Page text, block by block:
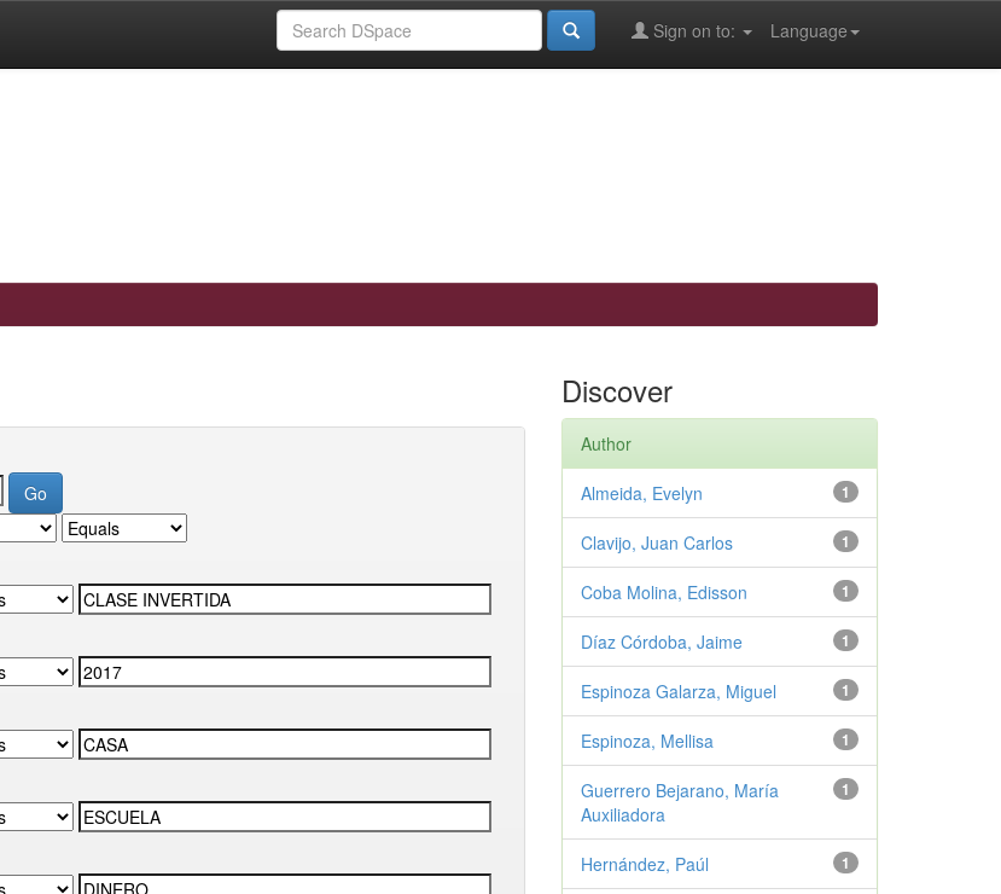
Language
Sign on to:
Discover
Author
1
Almeida, Evelyn
1
Clavijo, Juan Carlos
1
Coba Molina, Edisson
1
Díaz Córdoba, Jaime
1
Espinoza Galarza, Miguel
1
Espinoza, Mellisa
1
Guerrero Bejarano, María
Auxiliadora
1
Hernández, Paúl